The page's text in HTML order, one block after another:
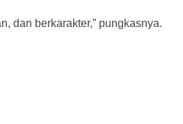
dan berkarakter,” pungkasnya.